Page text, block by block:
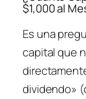
$1,000 al
Es una
capital que
dividendo»